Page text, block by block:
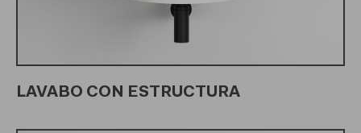
LAVABO CON ESTRUCTURA